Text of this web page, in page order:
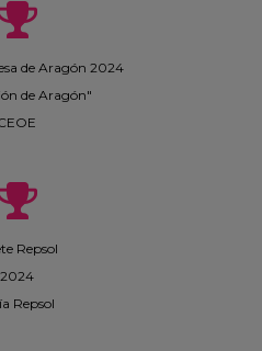
de Aragón 2024
de Aragón"
Repsol
2024
Repsol